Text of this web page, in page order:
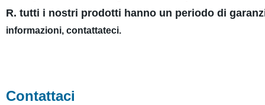
R. tutti i nostri prodotti hanno un periodo di
informazioni, contattateci.
Contattaci